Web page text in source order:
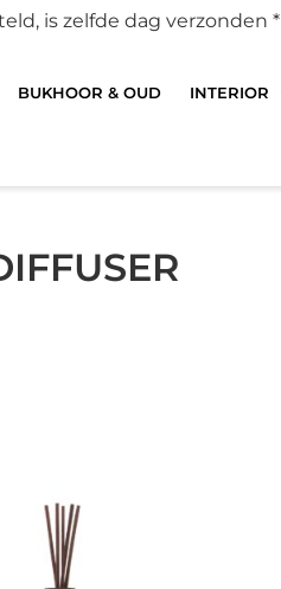
is zelfde dag verzonden *
BUKHOOR & OUD INTERIOR